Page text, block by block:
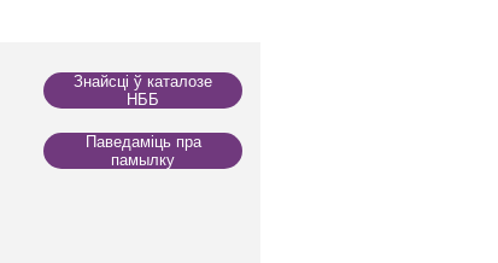
Знайсці ў каталозе
НББ
Паведаміць пра
памылку